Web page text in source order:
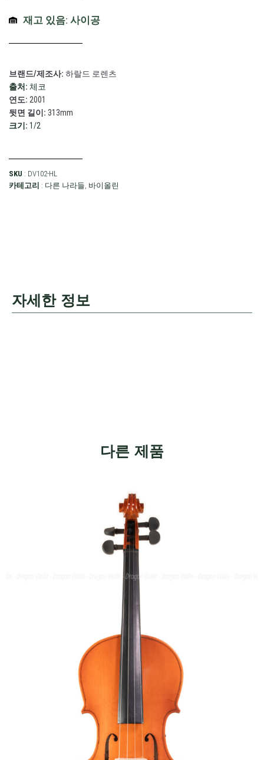
재고 있음: 사이공
브랜드/제조사: 하랄드 로렌츠
출처: 체코
연도: 2001
뒷면 길이: 313mm
크기: 1/2
SKU : DV102-HL
카테고리 : 다른 나라들 바이올린
자세한 정보
다른 제품